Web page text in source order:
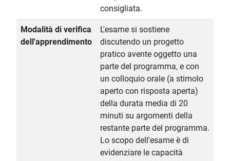
consigliata.
Modalità di verifica
dell'apprendimento
L'esame si sostiene
discutendo un progetto
pratico avente oggetto una
parte del programma, e con
un colloquio orale (a stimolo
aperto con risposta aperta)
della durata media di 20
minuti su argomenti della
restante parte del programma.
Lo scopo dell'esame è di
evidenziare le capacità